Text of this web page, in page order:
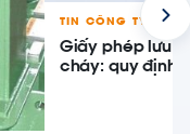
TIN CÔNG TY
Giấy phép lưu
cháy: quy định